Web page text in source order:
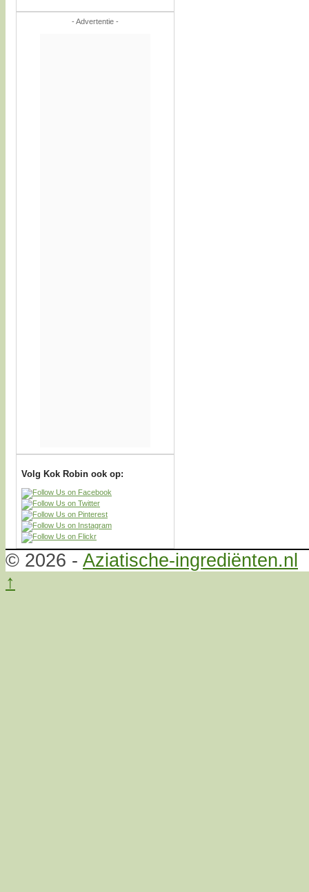
- Advertentie -
Volg Kok Robin ook op:
© 2026 - Aziatische-ingrediënten.nl
↑